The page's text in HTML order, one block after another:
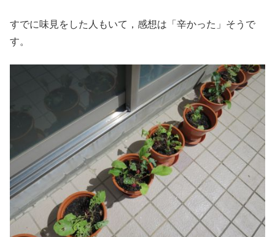
すでに味見をした人もいて，感想は「辛かった」そうで
す。